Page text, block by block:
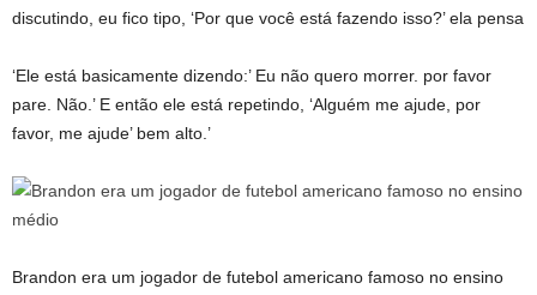
discutindo, eu fico tipo, ‘Por que você está fazendo isso?’ ela pensa
‘Ele está basicamente dizendo:’ Eu não quero morrer. por favor
pare. Não.’ E então ele está repetindo, ‘Alguém me ajude, por
favor, me ajude’ bem alto.’
Brandon era um jogador de futebol americano famoso no ensino